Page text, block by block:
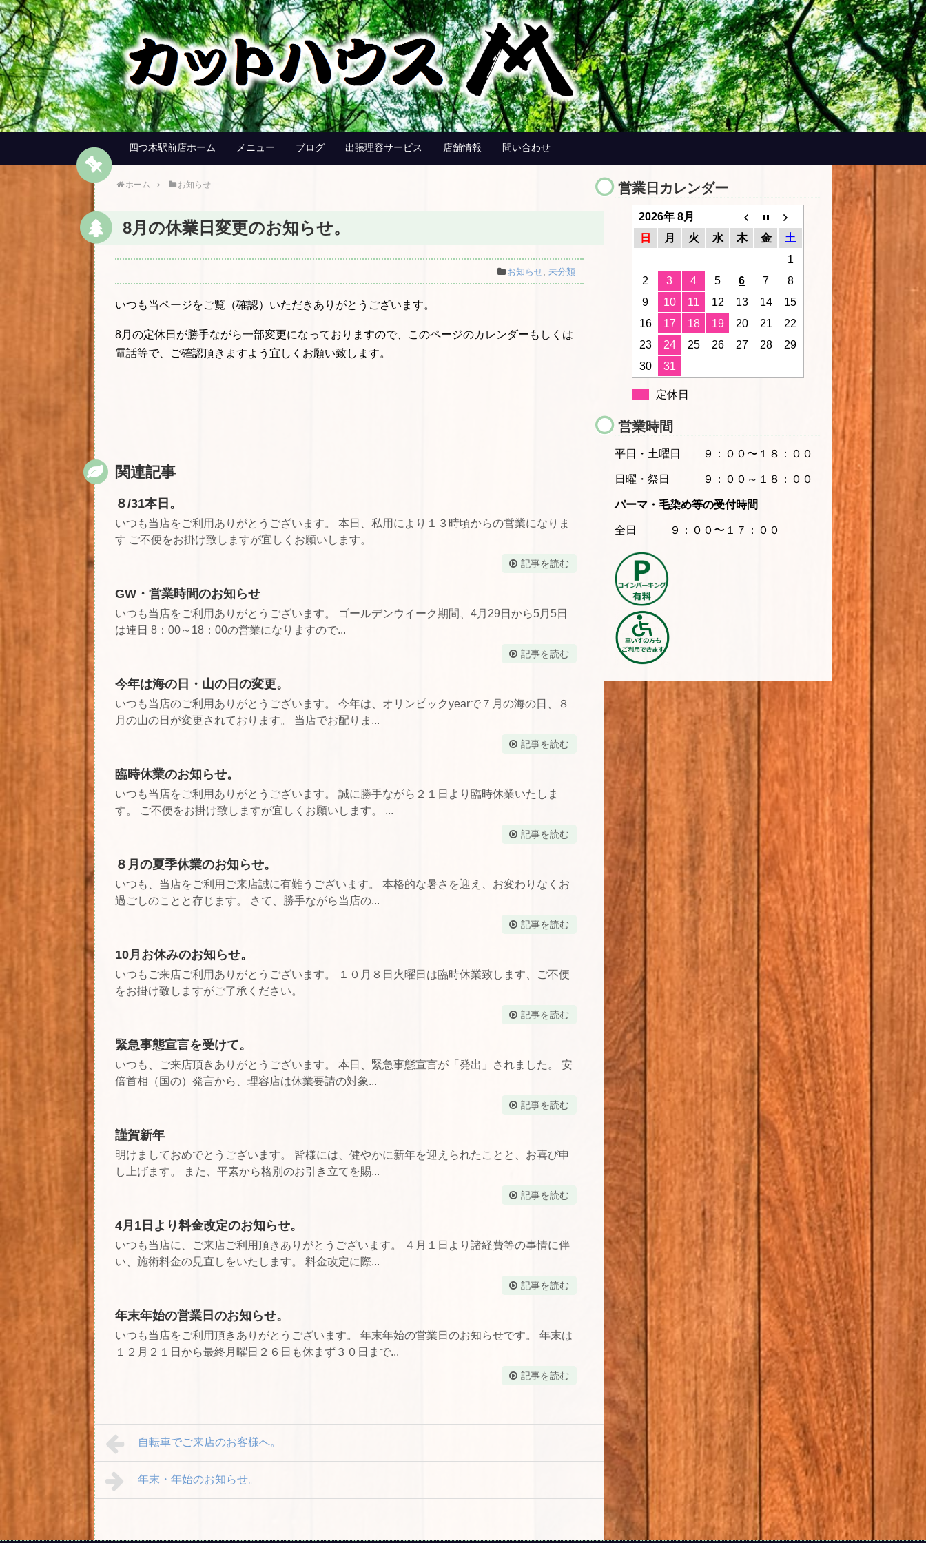
四つ木駅前店ホーム メニュー ブログ 出張理容サービス 店舗情報 問い合わせ
ホーム お知らせ
8月の休業日変更のお知らせ。
お知らせ, 未分類
いつも当ページをご覧（確認）いただきありがとうございます。
8月の定休日が勝手ながら一部変更になっておりますので、このページのカレンダーもしくは
電話等で、ご確認頂きますよう宜しくお願い致します。
関連記事
８/31本日。
いつも当店をご利用ありがとうございます。 本日、私用により１３時頃からの営業になりま
す ご不便をお掛け致しますが宜しくお願いします。
記事を読む
GW・営業時間のお知らせ
いつも当店をご利用ありがとうございます。 ゴールデンウイーク期間、4月29日から5月5日
は連日 8：00～18：00の営業になりますので...
記事を読む
今年は海の日・山の日の変更。
いつも当店のご利用ありがとうございます。 今年は、オリンピックyearで７月の海の日、８
月の山の日が変更されております。 当店でお配りま...
記事を読む
臨時休業のお知らせ。
いつも当店をご利用ありがとうございます。 誠に勝手ながら２１日より臨時休業いたしま
す。 ご不便をお掛け致しますが宜しくお願いします。 ...
記事を読む
８月の夏季休業のお知らせ。
いつも、当店をご利用ご来店誠に有難うございます。 本格的な暑さを迎え、お変わりなくお
過ごしのことと存じます。 さて、勝手ながら当店の...
記事を読む
10月お休みのお知らせ。
いつもご来店ご利用ありがとうございます。 １０月８日火曜日は臨時休業致します、ご不便
をお掛け致しますがご了承ください。
記事を読む
緊急事態宣言を受けて。
いつも、ご来店頂きありがとうございます。 本日、緊急事態宣言が「発出」されました。 安
倍首相（国の）発言から、理容店は休業要請の対象...
記事を読む
謹賀新年
明けましておめでとうございます。 皆様には、健やかに新年を迎えられたことと、お喜び申
し上げます。 また、平素から格別のお引き立てを賜...
記事を読む
4月1日より料金改定のお知らせ。
いつも当店に、ご来店ご利用頂きありがとうございます。 ４月１日より諸経費等の事情に伴
い、施術料金の見直しをいたします。 料金改定に際...
記事を読む
年末年始の営業日のお知らせ。
いつも当店をご利用頂きありがとうございます。 年末年始の営業日のお知らせです。 年末は
１２月２１日から最終月曜日２６日も休まず３０日まで...
記事を読む
自転車でご来店のお客様へ。
年末・年始のお知らせ。
営業日カレンダー
2026年 8月
日
月 火 水 木 金
土
1
2
3 4 5 6 7
8
9
10 11 12 13 14
15
16
17 18 19 20 21
22
23
24 25 26 27 28
29
30
31
定休日
営業時間
平日・土曜日 ９：００〜１８：００
日曜・祭日 ９：００～１８：００
パーマ・毛染め等の受付時間
全日 ９：００〜１７：００